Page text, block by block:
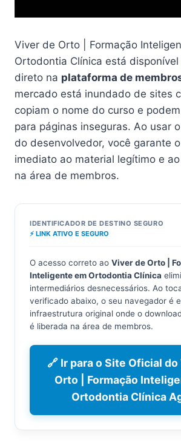
Viver de Orto | Formação
Ortodontia Clínica está disponível
direto na plataforma de
mercado está inundado de sites
copiam o nome do curso e
para páginas inseguras. Ao usar
do desenvolvedor, você garante
imediato ao material legítimo e
na área de membros.
IDENTIFICADOR DE DESTINO SEGURO
⚡ LINK ATIVO E SEGURO
O acesso correto ao Viver de Orto |
Inteligente em Ortodontia Clínica
intermediários desnecessários. Ao
verificado abaixo, o seu navegador é
infraestrutura original onde o
é liberada na área de membros.
🔗 Ir para o Site Oficial
Orto | Formação
Ortodontia Clínica